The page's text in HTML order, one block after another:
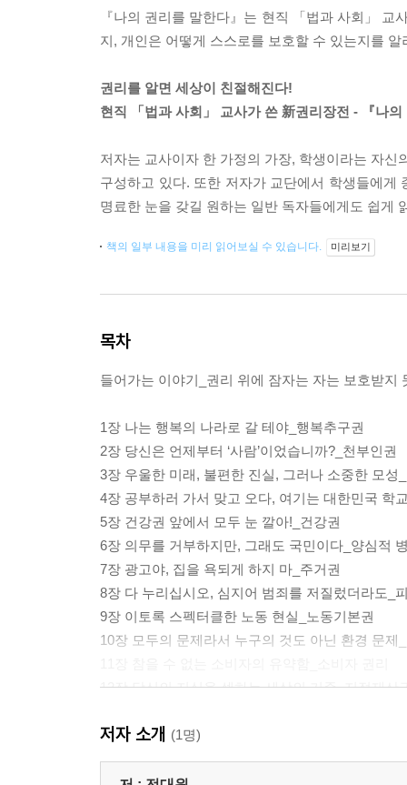
『나의 권리를 말한다』는 현직 「법과 사회」
지, 개인은 어떻게 스스로를 보호할 수 있는지를
권리를 알면 세상이 친절해진다!
현직 「법과 사회」 교사가 쓴 新권리장전 - 『나
저자는 교사이자 한 가정의 가장, 학생이라는 자
구성하고 있다. 또한 저자가 교단에서 학생들에
명료한 눈을 갖길 원하는 일반 독자들에게도 쉽게
책의 일부 내용을 미리 읽어보실 수 있습니다. 미리보기
목차
들어가는 이야기_권리 위에 잠자는 자는 보호받지
1장 나는 행복의 나라로 갈 테야_행복추구권
2장 당신은 언제부터 ‘사람’이었습니까?_천부인권
3장 우울한 미래, 불편한 진실, 그러나 소중한 모성
4장 공부하러 가서 맞고 오다, 여기는 대한민국 학
5장 건강권 앞에서 모두 눈 깔아!_건강권
6장 의무를 거부하지만, 그래도 국민이다_양심적
7장 광고야, 집을 욕되게 하지 마_주거권
8장 다 누리십시오, 심지어 범죄를 저질렀더라도_
9장 이토록 스펙터클한 노동 현실_노동기본권
10장 모두의 문제라서 누구의 것도 아닌 환경 문제
12장 당신의 지식을 셈하는 세상의 기준_지적재산
14장 왜 죽음을 결정할 권리를 말하는가_안락사
더 알아볼 거리_모두를 위한, 그러나 낮은 자에게
저자 소개 (1명)